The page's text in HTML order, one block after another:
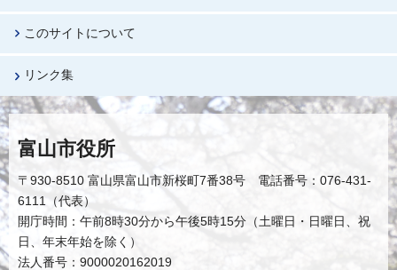
このサイトについて
リンク集
富山市役所
〒930-8510 富山県富山市新桜町7番38号 電話番号：076-431-
6111（代表）
開庁時間：午前8時30分から午後5時15分（土曜日・日曜日、祝
日、年末年始を除く）
法人番号：9000020162019